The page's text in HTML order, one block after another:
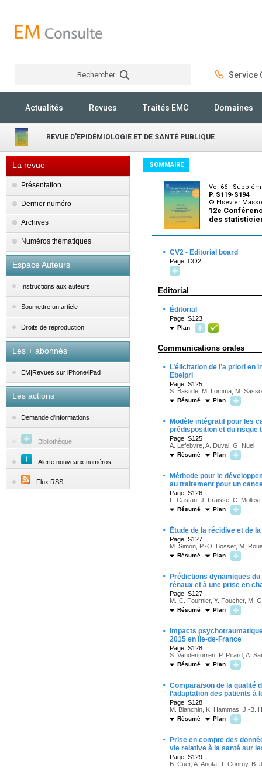
Rechercher Service
Actualités Revues Traités EMC Domaines
REVUE D'EPIDÉMIOLOGIE ET DE SANTÉ PUBLIQUE
La revue
Présentation
Dernier numéro
Archives
Numéros thématiques
Espace Auteurs
Instructions aux auteurs
Soumettre un article
Droits de reproduction
Les + abonnés
EM|Revues sur iPhone/iPad
Les actions
Demande d'informations
Bibliothèque
Alerte nouveaux numéros
Flux RSS
SOMMAIRE
Vol 66 -
P. S119-S194
© Elsevier
12e
des
· CV2 - Editorial board
Page :CO2
Editorial
· Éditorial
Page :S123
Plan
Communications orales
·
L’élicitation de l’a priori
Ebelpri
Page :S125
S. Bastide, M. Lomma, M.
Résumé Plan
·
Modèle intégratif pour les
prédisposition et du risque
Page :S125
A. Lefebvre, A. Duval, G. Nuel
Résumé Plan
·
Méthode pour le
au traitement pour un
Page :S126
F. Castan, J. Fraisse, C.
Résumé Plan
· Étude de la récidive et de
Page :S127
M. Simon, P.-O. Bosset, M.
Résumé Plan
·
Prédictions dynamiques
rénaux et à une prise en
Page :S127
M.-C. Fournier, Y. Foucher, M.
Résumé Plan
·
Impacts
2015 en Île-de-France
Page :S128
S. Vandentorren, P. Pirard, A.
Résumé Plan
· Comparaison de la qualité
l’adaptation des patients
Page :S128
M. Blanchin, K. Hammas, J.-B.
Résumé Plan
·
Prise en compte des
vie relative à la santé sur
Page :S129
B. Cuer, A. Anota, T. Conroy,